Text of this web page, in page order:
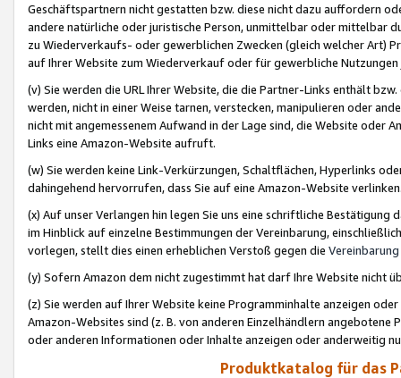
Geschäftspartnern nicht gestatten bzw. diese nicht dazu auffordern
andere natürliche oder juristische Person, unmittelbar oder mittelbar
zu Wiederverkaufs- oder gewerblichen Zwecken (gleich welcher Art)
auf Ihrer Website zum Wiederverkauf oder für gewerbliche
(v) Sie werden die URL Ihrer Website, die die Partner-Links enthält
werden, nicht in einer Weise tarnen, verstecken, manipulieren oder
nicht mit angemessenem Aufwand in der Lage sind, die Website oder
Links eine Amazon-Website aufruft.
(w) Sie werden keine Link-Verkürzungen, Schaltflächen, Hyperlinks
dahingehend hervorrufen, dass Sie auf eine Amazon-Website
(x) Auf unser Verlangen hin legen Sie uns eine schriftliche
im Hinblick auf einzelne Bestimmungen der Vereinbarung,
vorlegen, stellt dies einen erheblichen Verstoß gegen die Vereinbarung
(y) Sofern Amazon dem nicht zugestimmt hat darf Ihre Website nicht
(z) Sie werden auf Ihrer Website keine Programminhalte anzeigen
Amazon-Websites sind (z. B. von anderen Einzelhändlern
oder anderen Informationen oder Inhalte anzeigen oder anderweitig
Produktkatalog für das